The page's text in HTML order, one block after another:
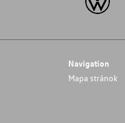
Navigation
Mapa stránok